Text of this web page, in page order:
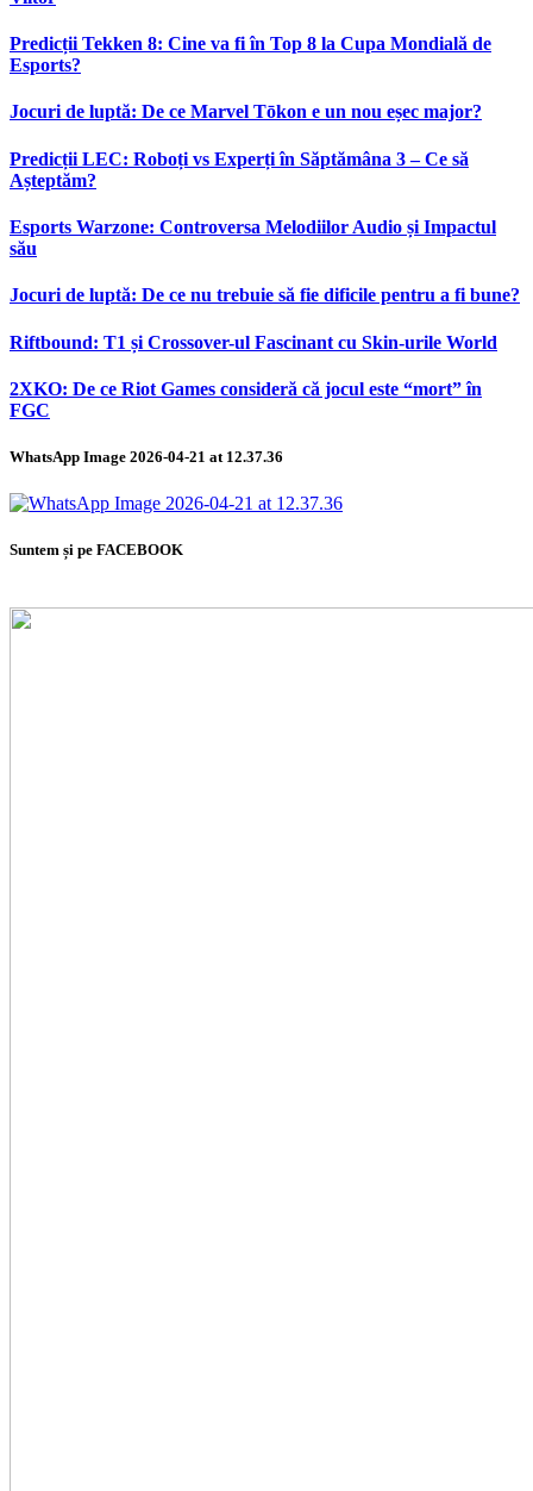
Predicții Tekken 8: Cine va fi în Top 8 la Cupa Mondială de
Esports?
Jocuri de luptă: De ce Marvel Tōkon e un nou eșec major?
Predicții LEC: Roboți vs Experți în Săptămâna 3 – Ce să
Așteptăm?
Esports Warzone: Controversa Melodiilor Audio și Impactul
său
Jocuri de luptă: De ce nu trebuie să fie dificile pentru a fi bune?
Riftbound: T1 și Crossover-ul Fascinant cu Skin-urile World
2XKO: De ce Riot Games consideră că jocul este “mort” în
FGC
WhatsApp Image 2026-04-21 at 12.37.36
Suntem și pe FACEBOOK